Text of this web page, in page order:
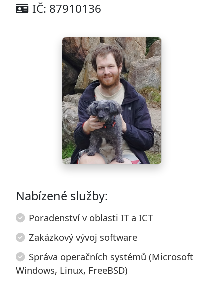
IČ: 87910136
Nabízené služby:
Poradenství v oblasti IT a ICT
Zakázkový vývoj software
Správa operačních systémů (Microsoft
Windows, Linux, FreeBSD)